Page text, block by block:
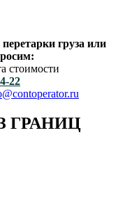
груза или
стоимости
22
ГРАНИЦ